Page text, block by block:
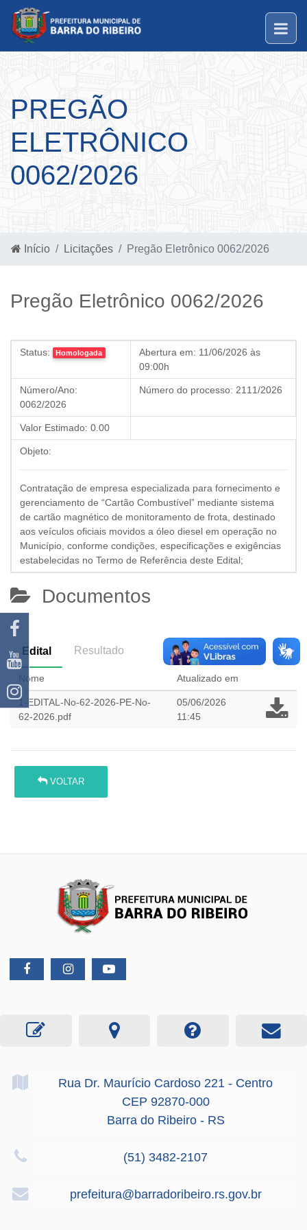
PREGÃO
ELETRÔNICO
0062/2026
Início Licitações Pregão Eletrônico 0062/2026
Pregão Eletrônico 0062/2026
Status: Homologada Abertura em: 11/06/2026 às
09:00h
Número/Ano:
0062/2026
Número do processo: 2111/2026
Valor Estimado: 0.00
Objeto:
Contratação de empresa especializada para fornecimento e
gerenciamento de “Cartão Combustível” mediante sistema
de cartão magnético de monitoramento de frota, destinado
aos veículos oficiais movidos a óleo diesel em operação no
Município, conforme condições, especificações e exigências
estabelecidas no Termo de Referência deste Edital;
Documentos
Edital Resultado
Nome Atualizado em
1-EDITAL-No-62-2026-PE-No-
62-2026.pdf
05/06/2026
11:45
VOLTAR
Rua Dr. Maurício Cardoso 221 - Centro
CEP 92870-000
Barra do Ribeiro - RS
(51) 3482-2107
prefeitura@barradoribeiro.rs.gov.br